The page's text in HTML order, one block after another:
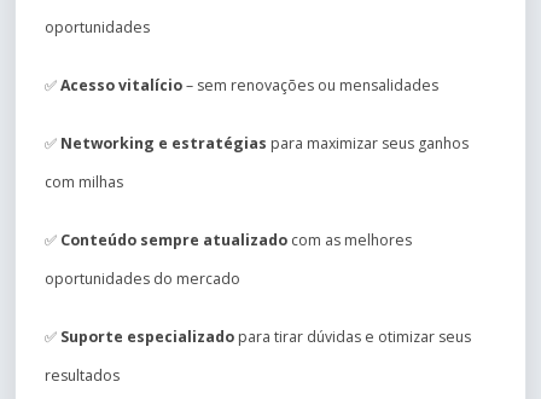
oportunidades
✅Acesso vitalício– sem renovações ou mensalidades
✅ Networking e estratégias para maximizar seus ganhos
com milhas
✅ Conteúdo sempre atualizado com as melhores
oportunidades do mercado
✅ Suporte especializado para tirar dúvidas e otimizar seus
resultados